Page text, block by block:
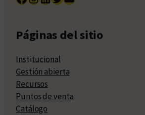
Páginas del sitio
Institucional
Gestión abierta
Recursos
Puntos de venta
Catálogo